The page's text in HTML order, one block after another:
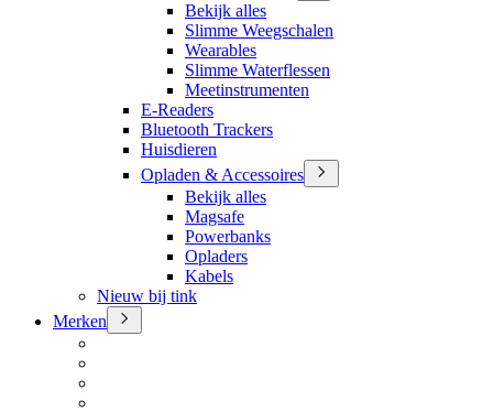
Bekijk alles
Slimme Weegschalen
Wearables
Slimme Waterflessen
Meetinstrumenten
E-Readers
Bluetooth Trackers
Huisdieren
Opladen & Accessoires
Bekijk alles
Magsafe
Powerbanks
Opladers
Kabels
Nieuw bij tink
Merken